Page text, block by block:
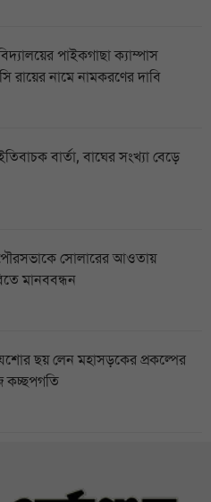
পাইকগাছা ক্যাম্পাস
রায়ের নামে নামকরণের দাবি
বার্তা, বাঘের সংখ্যা বেড়ে
সোলারের আওতায়
মানববন্ধন
ছয় লেন মহাসড়কের প্রকল্পের
কচ্ছপগতি